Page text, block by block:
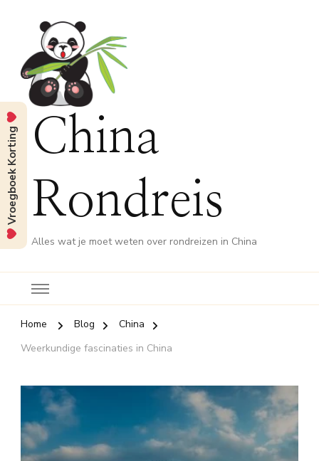
China
Rondreis
Alles wat je moet weten over rondreizen in China
Home Blog
China
Weerkundige fascinaties in China
Vroegboek Korting